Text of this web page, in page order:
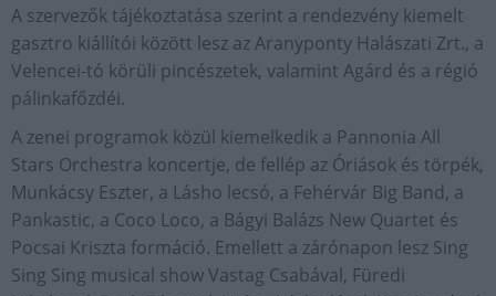
A szervezők tájékoztatása szerint a rendezvény kiemelt
gasztro kiállítói között lesz az Aranyponty Halászati Zrt., a
Velencei-tó körüli pincészetek, valamint Agárd és a régió
pálinkafőzdéi.
A zenei programok közül kiemelkedik a Pannonia All
Stars Orchestra koncertje, de fellép az Óriások és törpék,
Munkácsy Eszter, a Lásho lecsó, a Fehérvár Big Band, a
Pankastic, a Coco Loco, a Bágyi Balázs New Quartet és
Pocsai Kriszta formáció. Emellett a zárónapon lesz Sing
Sing Sing musical show Vastag Csabával, Füredi